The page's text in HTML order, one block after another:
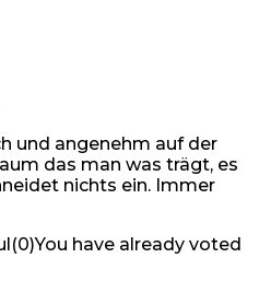
und angenehm auf der
das man was trägt, es
nichts ein. Immer
(0)You have already voted